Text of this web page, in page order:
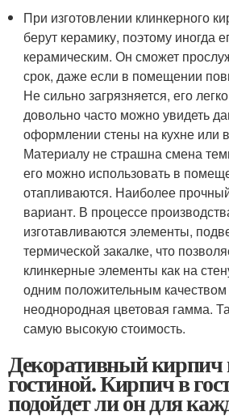
При изготовлении клинкерного
берут керамику, поэтому иногда
керамическим. Он сможет
срок, даже если в помещении
Не сильно загрязняется, его
довольно часто можно увидеть
оформлении стены на кухне или
Материалу не страшна смена
его можно использовать в
отапливаются. Наиболее
вариант. В процессе
изготавливаются элементы,
термической закалке, что
клинкерные элементы как на
одним положительным качеством
неоднородная цветовая гамма.
самую высокую стоимость.
Декоративный кирпич
гостиной. Кирпич в
подойдет ли он для